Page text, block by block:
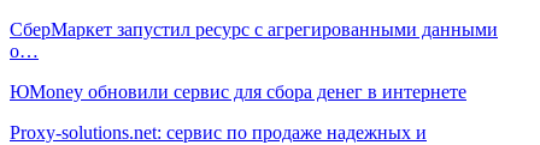
СберМаркет запустил ресурс с агрегированными данными
о…
ЮMoney обновили сервис для сбора денег в интернете
Proxy-solutions.net: сервис по продаже надежных и